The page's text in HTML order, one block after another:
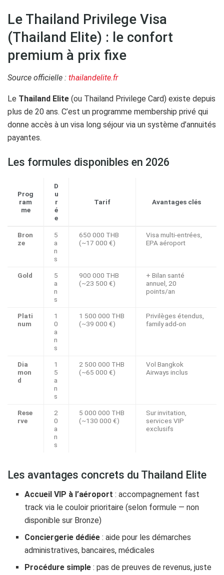
Le Thailand Privilege Visa
(Thailand Elite) : le confort
premium à prix fixe
Source officielle : thailandelite.fr
Le Thailand Elite (ou Thailand Privilege Card) existe depuis
plus de 20 ans. C’est un programme membership privé qui
donne accès à un visa long séjour via un système d’annuités
payantes.
Les formules disponibles en 2026
Prog
ram
me
D
u
r
é
e
Tarif Avantages clés
Bron
ze
5
a
n
s
650 000 THB
(~17 000 €)
Visa multi-entrées,
EPA aéroport
Gold
5
a
n
s
900 000 THB
(~23 500 €)
+ Bilan santé
annuel, 20
points/an
Plati
num
1
0
a
n
s
1 500 000 THB
(~39 000 €)
Privilèges étendus,
family add-on
Dia
mon
d
1
5
a
n
s
2 500 000 THB
(~65 000 €)
Vol Bangkok
Airways inclus
Rese
rve
2
0
a
n
s
5 000 000 THB
(~130 000 €)
Sur invitation,
services VIP
exclusifs
Les avantages concrets du Thailand Elite
Accueil VIP à l’aéroport : accompagnement fast
track via le couloir prioritaire (selon formule — non
disponible sur Bronze)
Conciergerie dédiée : aide pour les démarches
administratives, bancaires, médicales
Procédure simple : pas de preuves de revenus, juste